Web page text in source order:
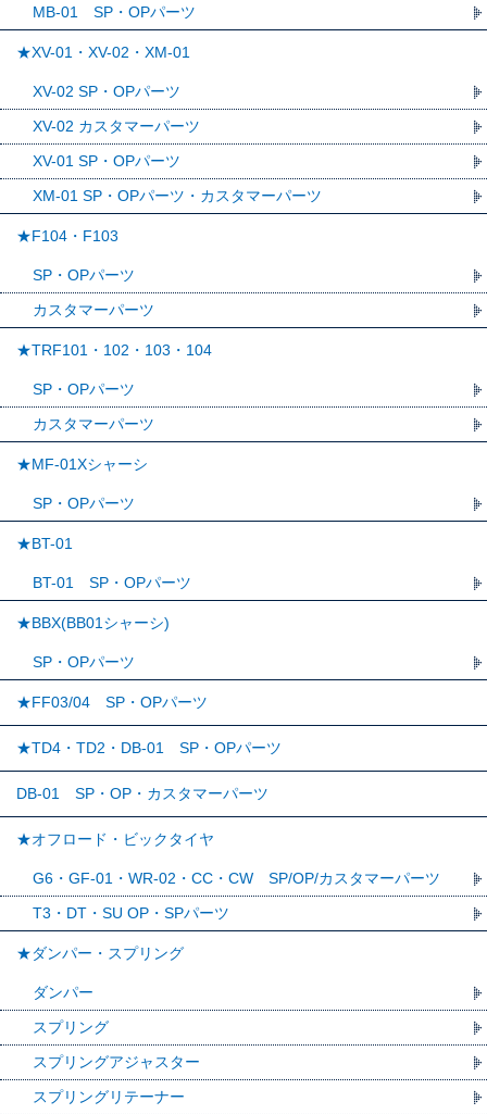
MB-01 SP・OPパーツ
★XV-01・XV-02・XM-01
XV-02 SP・OPパーツ
XV-02 カスタマーパーツ
XV-01 SP・OPパーツ
XM-01 SP・OPパーツ・カスタマーパーツ
★F104・F103
SP・OPパーツ
カスタマーパーツ
★TRF101・102・103・104
SP・OPパーツ
カスタマーパーツ
★MF-01Xシャーシ
SP・OPパーツ
★BT-01
BT-01 SP・OPパーツ
★BBX(BB01シャーシ)
SP・OPパーツ
★FF03/04 SP・OPパーツ
★TD4・TD2・DB-01 SP・OPパーツ
DB-01 SP・OP・カスタマーパーツ
★オフロード・ビックタイヤ
G6・GF-01・WR-02・CC・CW SP/OP/カスタマーパーツ
T3・DT・SU OP・SPパーツ
★ダンパー・スプリング
ダンパー
スプリング
スプリングアジャスター
スプリングリテーナー